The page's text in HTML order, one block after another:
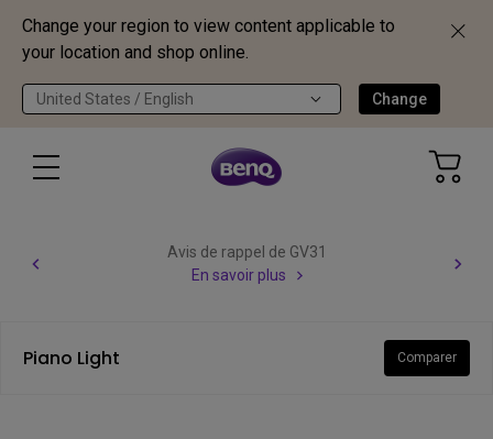
Change your region to view content applicable to
your location and shop online.
United States / English Change
Avis de rappel de GV31
En savoir plus
Piano Light Comparer